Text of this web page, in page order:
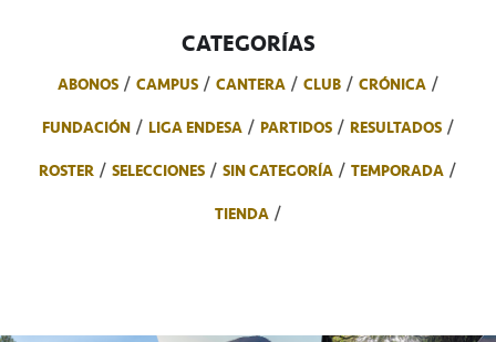
CATEGORÍAS
ABONOS CAMPUS CANTERA CLUB
CRÓNICA
FUNDACIÓN
LIGA ENDESA PARTIDOS
RESULTADOS
ROSTER
SELECCIONES SIN CATEGORÍA
TEMPORADA
TIENDA